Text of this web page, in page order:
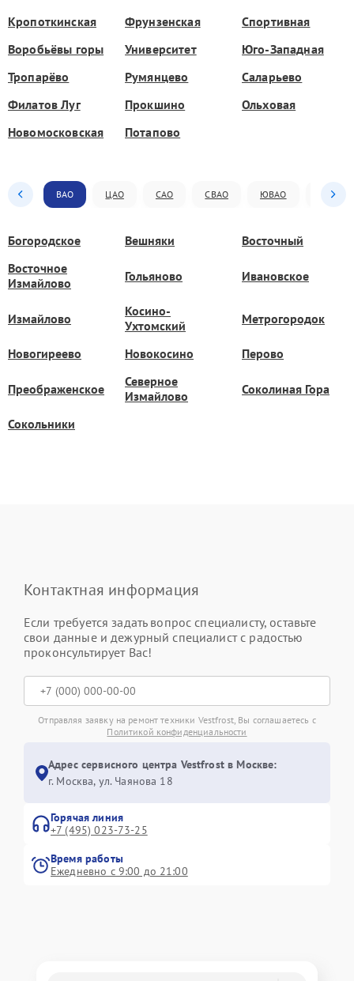
Кропоткинская
Фрунзенская
Спортивная
Воробьёвы горы
Университет
Юго-Западная
Тропарёво
Румянцево
Саларьево
Филатов Луг
Прокшино
Ольховая
Новомосковская
Потапово
ВАО ЦАО САО СВАО ЮВАО ЮАО
Богородское Вешняки
Восточный
Восточное
Измайлово
Гольяново Ивановское
Измайлово
Косино-
Ухтомский
Метрогородок
Новогиреево Новокосино Перово
Преображенское
Северное
Измайлово
Соколиная Гора
Сокольники
Контактная информация
Если требуется задать вопрос специалисту, оставьте
свои данные и дежурный специалист с радостью
проконсультирует Вас!
Отправляя заявку на ремонт техники Vestfrost, Вы соглашаетесь с
Политикой конфиденциальности
Адрес сервисного центра Vestfrost в Москве:
г. Москва, ул. Чаянова 18
Горячая линия
+7 (495) 023-73-25
Время работы
Ежедневно с 9:00 до 21:00